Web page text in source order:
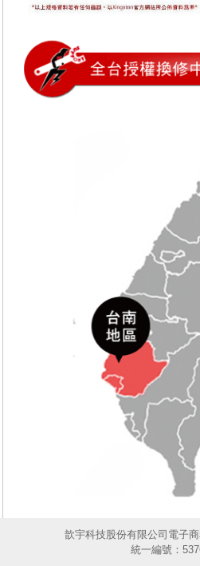
歆宇科技股份有限公司電子
統一編號：